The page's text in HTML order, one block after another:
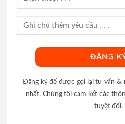
Đăng ký để được gọi lại tư vấn &
nhất. Chúng tôi cam kết các
tuyệt đối.